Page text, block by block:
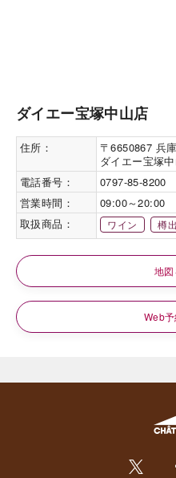
ダイエー宝塚中山店
住所：
〒6650867 兵
ダイエー宝塚
電話番号：
0797-85-8200
営業時間：
09:00～20:00
取扱商品：
ワイン 樽
地
Web